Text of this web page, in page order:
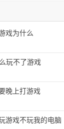
戏为什么
玩不了游戏
晚上打游戏
游戏不玩我的电脑